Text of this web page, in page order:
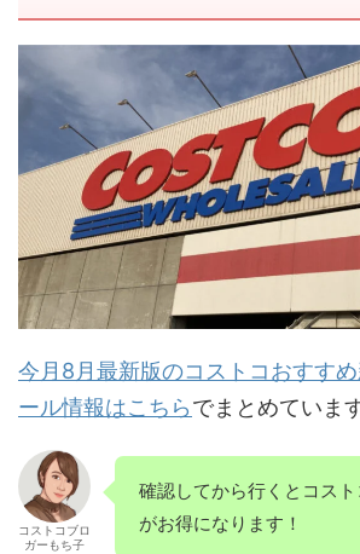
今月8月最新版のコストコおすす
ール情報はこちらでまとめています
コストコブロ
ガーもち子
確認してから行くとコス
がお得になります！